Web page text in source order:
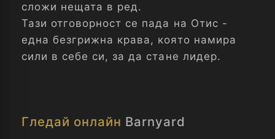
сложи нещата в ред.
Тази отговорност се пада на Отис -
една безгрижна крава, която намира
сили в себе си, за да стане лидер.
Гледай онлайн Barnyard